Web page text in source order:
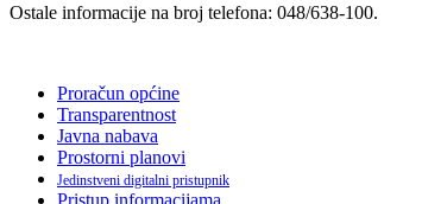
Ostale informacije na broj telefona: 048/638-100.
Proračun općine
Transparentnost
Javna nabava
Prostorni planovi
Jedinstveni digitalni pristupnik
Pristup informacijama